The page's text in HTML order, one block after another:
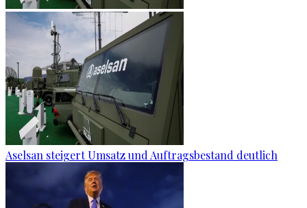
Aselsan steigert Umsatz und Auftragsbestand deutlich